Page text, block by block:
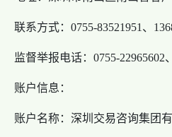
联系方式：0755-83521951、
监督举报电话：0755-22965602
账户信息：
账户名称：深圳交易咨询集团